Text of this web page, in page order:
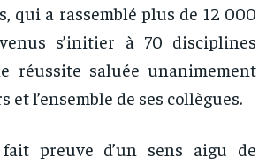
qui a rassemblé plus de 12 000
s’initier à 70 disciplines
réussite saluée unanimement
et l’ensemble de ses collègues.
preuve d’un sens aigu de